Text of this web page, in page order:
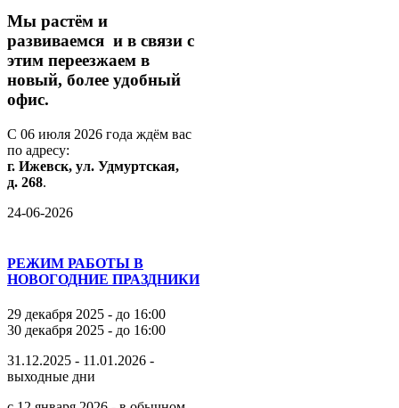
Мы растём и
развиваемся и в связи с
этим переезжаем в
новый, более удобный
офис.
С 06 июля 2026 года ждём вас
по адресу:
г. Ижевск, ул. Удмуртская,
д. 268.
24-06-2026
РЕЖИМ РАБОТЫ В
НОВОГОДНИЕ ПРАЗДНИКИ
29 декабря 2025 - до 16:00
30 декабря 2025 - до 16:00
31.12.2025 - 11.01.2026 -
выходные дни